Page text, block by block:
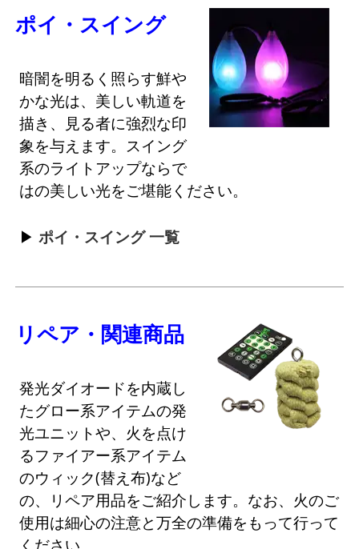
ポイ・スイング
暗闇を明るく照らす鮮や
かな光は、美しい軌道を
描き、見る者に強烈な印
象を与えます。スイング
系のライトアップならで
はの美しい光をご堪能ください。
ポイ・スイング 一覧
リペア・関連商品
発光ダイオードを内蔵し
たグロー系アイテムの発
光ユニットや、火を点け
るファイアー系アイテム
のウィック(替え布)など
の、リペア用品をご紹介します。なお、火のご
使用は細心の注意と万全の準備をもって行って
ください。